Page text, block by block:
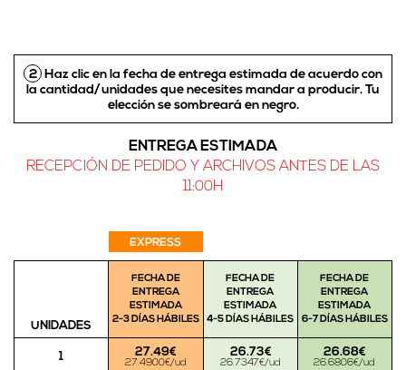
2
Haz clic en la fecha de entrega estimada de acuerdo con
la cantidad/unidades que necesites mandar a producir. Tu
elección se sombreará en negro.
ENTREGA ESTIMADA
RECEPCIÓN DE PEDIDO Y ARCHIVOS ANTES DE LAS
11:00H
UNIDADES
FECHA DE
ENTREGA
ESTIMADA
2-3 DÍAS HÁBILES
EXPRESS
FECHA DE
ENTREGA
ESTIMADA
4-5 DÍAS HÁBILES
FECHA DE
ENTREGA
ESTIMADA
6-7 DÍAS HÁBILES
1 27.49€
27.4900€/ud
26.73€
26.7347€/ud
26.68€
26.6806€/ud